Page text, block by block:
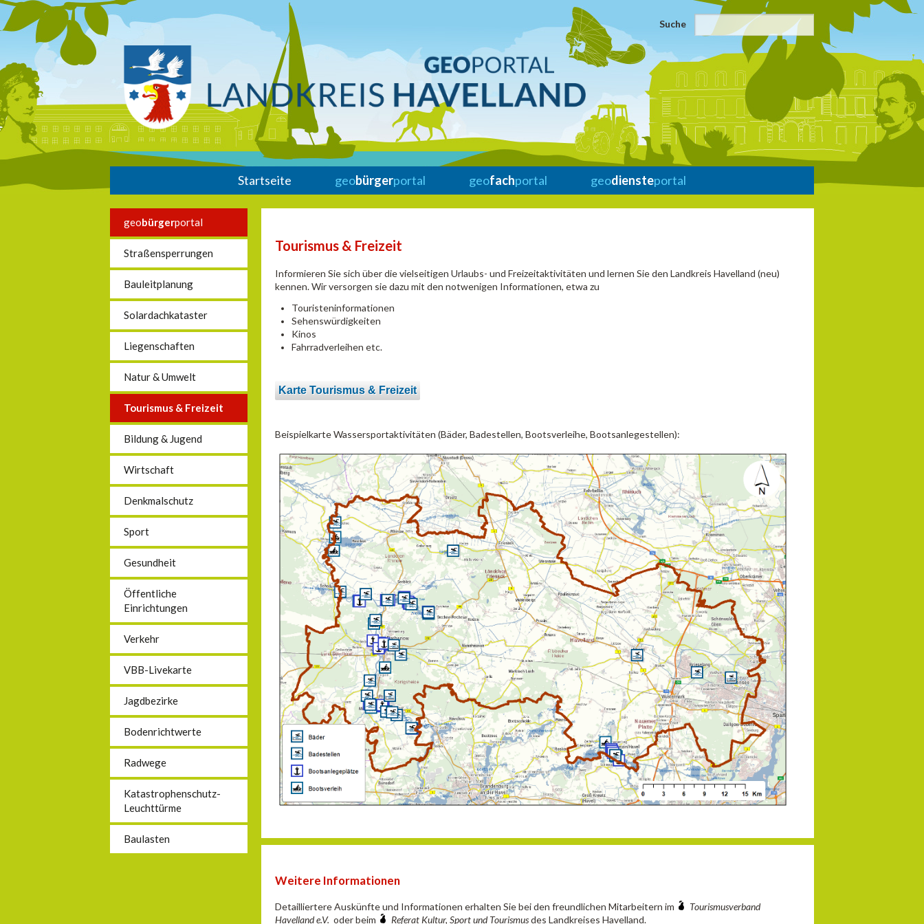
Suche
Startseite geobürgerportal geofachportal geodiensteportal
geobürgerportal
Straßensperrungen
Bauleitplanung
Solardachkataster
Liegenschaften
Natur & Umwelt
Tourismus & Freizeit
Bildung & Jugend
Wirtschaft
Denkmalschutz
Sport
Gesundheit
Öffentliche
Einrichtungen
Verkehr
VBB-Livekarte
Jagdbezirke
Bodenrichtwerte
Radwege
Katastrophenschutz-
Leuchttürme
Baulasten
Tourismus & Freizeit
Informieren Sie sich über die vielseitigen Urlaubs- und Freizeitaktivitäten und lernen Sie den Landkreis Havelland (neu)
kennen. Wir versorgen sie dazu mit den notwenigen Informationen, etwa zu
Touristeninformationen
Sehenswürdigkeiten
Kinos
Fahrradverleihen etc.
Karte Tourismus & Freizeit
Beispielkarte Wassersportaktivitäten (Bäder, Badestellen, Bootsverleihe, Bootsanlegestellen):
Weitere Informationen
Detailliertere Auskünfte und Informationen erhalten Sie bei den freundlichen Mitarbeitern im
Tourismusverband
Havelland e.V. oder beim Referat Kultur, Sport und Tourismusdes Landkreises Havelland.